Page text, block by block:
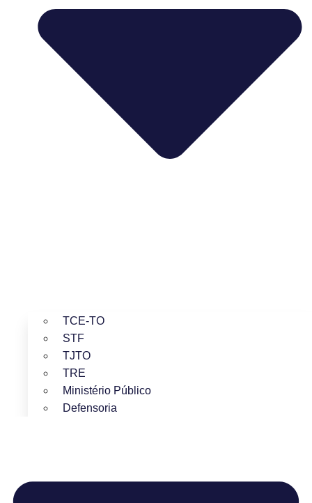
TCE-TO
STF
TJTO
TRE
Ministério Público
Defensoria